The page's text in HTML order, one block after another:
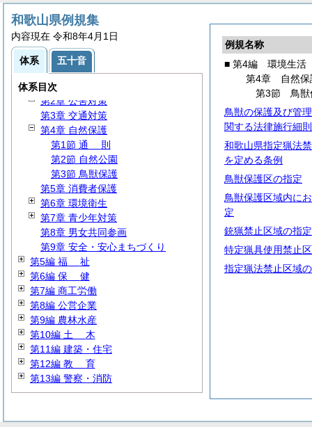
例規名称
■ 第4編 環境生活
第4章 自然保
第3節 鳥獣
鳥獣の保護及び管
関する法律施行細則
和歌山県指定猟法
を定める条例
鳥獣保護区の指定
鳥獣保護区域内に
定
銃猟禁止区域の指定
特定猟具使用禁止
指定猟法禁止区域
和歌山県例規集
内容現在 令和8年4月1日
体系 五十音
体系目次
第1編総規
第2編 公務員
第3編財務
第4編 環境生活
第1章 環境通則
第2章 公害対策
第3章 交通対策
第4章 自然保護
第1節 通 則
第2節 自然公園
第3節 鳥獣保護
第5章 消費者保護
第6章 環境衛生
第7章 青少年対策
第8章 男女共同参画
第9章 安全・安心まちづくり
第5編 福 祉
第6編 保 健
第7編 商工労働
第8編 公営企業
第9編 農林水産
第10編 土 木
第11編 建築・住宅
第12編 教 育
第13編 警察・消防